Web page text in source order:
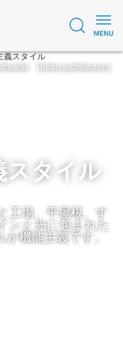
Urban architecture
スタイル
工場、平屋根、す
ンと光に包まれた
が機能主義です。